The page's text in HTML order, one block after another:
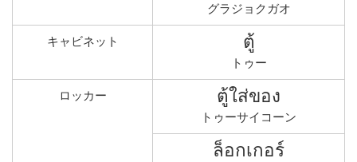
グラジョクガオ
キャビネット ตู้
トゥー
ロッカー ตู้ใส่ของ
トゥーサイコーン
ล็อกเกอร์